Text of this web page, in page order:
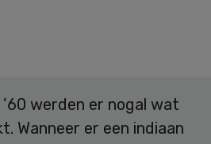
’60 werden er nogal wat
Wanneer er een indiaan